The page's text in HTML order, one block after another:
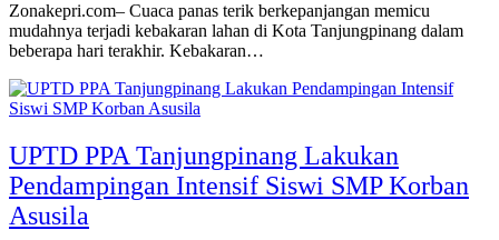
Zonakepri.com– Cuaca panas terik berkepanjangan memicu
mudahnya terjadi kebakaran lahan di Kota Tanjungpinang dalam
beberapa hari terakhir. Kebakaran…
UPTD PPA Tanjungpinang Lakukan
Pendampingan Intensif Siswi SMP Korban
Asusila